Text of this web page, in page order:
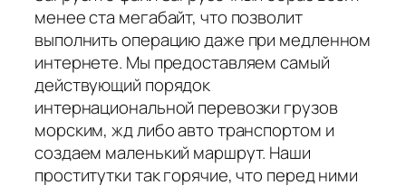
менее ста мегабайт, что позволит
выполнить операцию даже при медленном
интернете. Мы предоставляем самый
действующий порядок
интернациональной перевозки грузов
морским, жд либо авто транспортом и
создаем маленький маршрут. Наши
проститутки так горячие, что перед ними